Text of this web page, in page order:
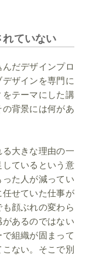
ていない
だデザインプロ
ザインを専門に
テーマにした講
背景には何があ
る大きな理由の一
ているという意
た人が減ってい
せていた仕事が
顔ぶれの変わら
あるのではない
組織が固まって
ない。そこで別